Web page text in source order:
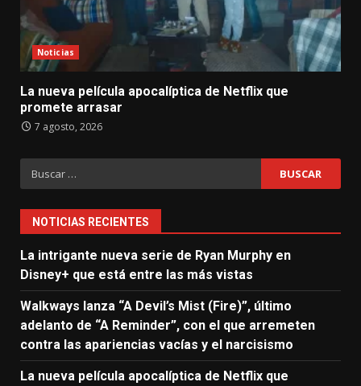
Noticias
La nueva película apocalíptica de Netflix que
promete arrasar
7 agosto, 2026
Buscar:
NOTICIAS RECIENTES
La intrigante nueva serie de Ryan Murphy en
Disney+ que está entre las más vistas
Walkways lanza “A Devil’s Mist (Fire)”, último
adelanto de “A Reminder”, con el que arremeten
contra las apariencias vacías y el narcisismo
La nueva película apocalíptica de Netflix que